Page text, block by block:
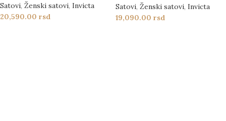
Satovi, Ženski satovi, Invicta
20,590.00 rsd
Satovi, Ženski satovi, Invicta
19,090.00 rsd